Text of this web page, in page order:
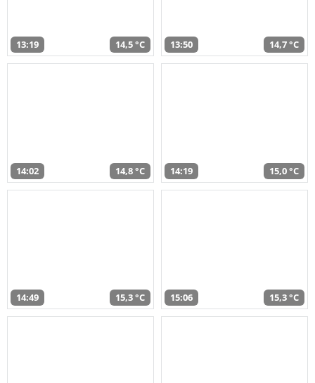
13:19 14,5 °C 13:50 14,7 °C
14:02 14,8 °C 14:19 15,0 °C
14:49 15,3 °C 15:06 15,3 °C